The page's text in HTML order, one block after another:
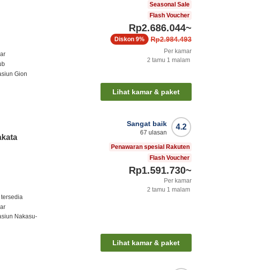
Gion
Seasonal Sale
Flash Voucher
Rp2.686.044~
Rp2.984.493
Diskon 9%
Per kamar
2 tamu 1 malam
Lihat kamar & paket
tersedia
Nakasu-
4.2
Sangat baik
67 ulasan
Penawaran spesial Rakuten
Flash Voucher
Rp1.591.730~
Per kamar
2 tamu 1 malam
Lihat kamar & paket